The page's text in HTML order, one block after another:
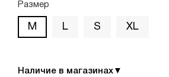
Размер
M L S XL
Наличие в магазинах ▼